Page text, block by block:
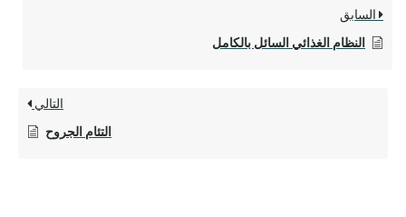
السابق
النظام الغذائي السائل بالكامل
التالي
التئام الجروح